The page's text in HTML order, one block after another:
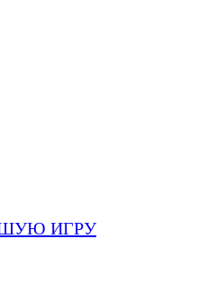
ИГРУ